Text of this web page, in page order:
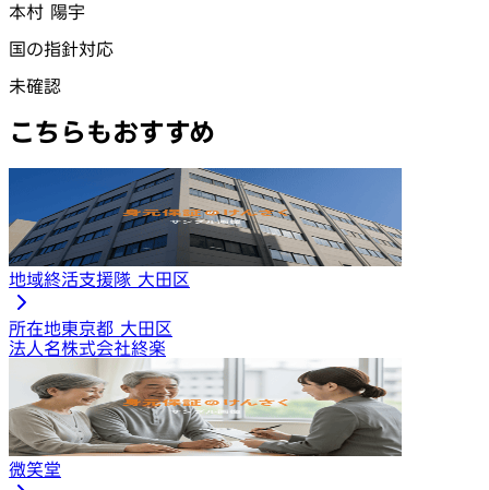
本村 陽宇
国の指針対応
未確認
こちらもおすすめ
地域終活支援隊 大田区
所在地東京都 大田区
法人名株式会社終楽
微笑堂